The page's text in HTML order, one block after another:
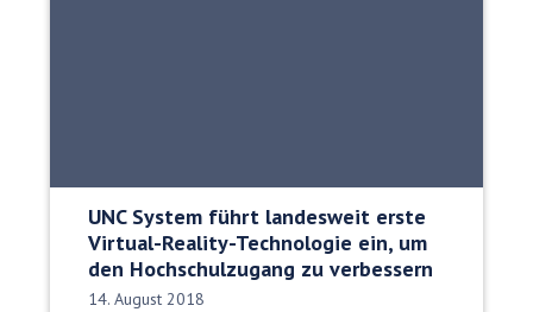
UNC System führt landesweit erste
Virtual-Reality-Technologie ein, um
den Hochschulzugang zu verbessern
Veröffentlichungsdatum:
14. August 2018